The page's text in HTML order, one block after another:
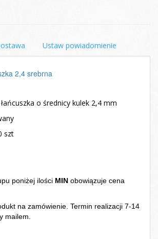
Ustaw powiadomienie
2,4 srebrna
o średnicy kulek 2,4 mm
szt
poniżej ilości MIN obowiązuje cena
na zamówienie. Termin realizacji 7-14
mailem.